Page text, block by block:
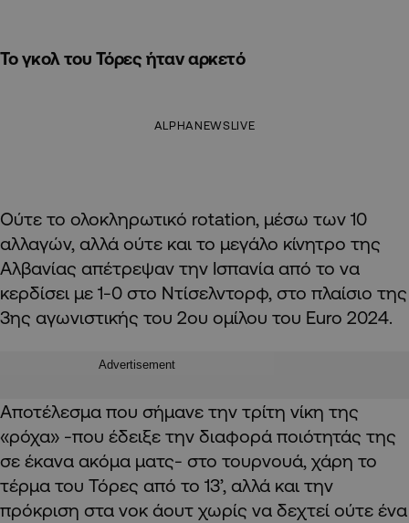
Το γκολ του Τόρες ήταν αρκετό
ALPHANEWSLIVE
Ούτε το ολοκληρωτικό rotation, μέσω των 10
αλλαγών, αλλά ούτε και το μεγάλο κίνητρο της
Αλβανίας απέτρεψαν την Ισπανία από το να
κερδίσει με 1-0 στο Ντίσελντορφ, στο πλαίσιο της
3ης αγωνιστικής του 2ου ομίλου του Euro 2024.
Advertisement
Αποτέλεσμα που σήμανε την τρίτη νίκη της
«ρόχα» -που έδειξε την διαφορά ποιότητάς της
σε έκανα ακόμα ματς- στο τουρνουά, χάρη το
τέρμα του Τόρες από το 13’, αλλά και την
πρόκριση στα νοκ άουτ χωρίς να δεχτεί ούτε ένα